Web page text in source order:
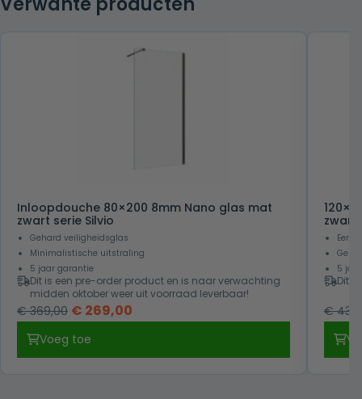
Inloopdouche 80×200 8mm Nano glas mat
zwart serie Silvio
Gehard veiligheidsglas
Minimalistische uitstraling
5 jaar garantie
Dit is een pre-order product en is naar verwachting
midden oktober weer uit voorraad leverbaar!
€369,00 Oorspronkelijke
€ 369,00.
€ 269,00
€ 269,00.
Voeg toe
zwart
5
Dit
€